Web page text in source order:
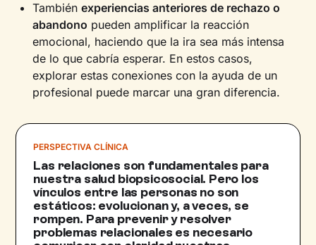
Tambiénexperiencias anteriores de rechazo o
abandono pueden amplificar la reacción
emocional, haciendo que la ira sea más intensa
de lo que cabría esperar. En estos casos,
explorar estas conexiones con la ayuda de un
profesional puede marcar una gran diferencia.
PERSPECTIVA CLÍNICA
Las relaciones son fundamentales para
nuestra salud biopsicosocial. Pero los
vínculos entre las personas no son
estáticos: evolucionan y, a veces, se
rompen. Para prevenir y resolver
problemas relacionales es necesario